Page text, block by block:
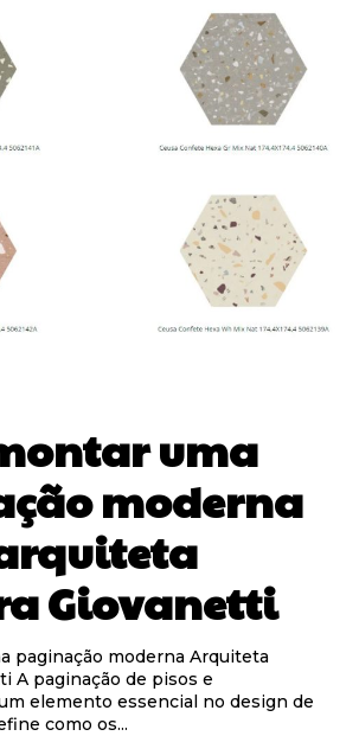
uma
moderna
Giovanetti
paginação moderna Arquiteta
e
elemento essencial no design de
como os...